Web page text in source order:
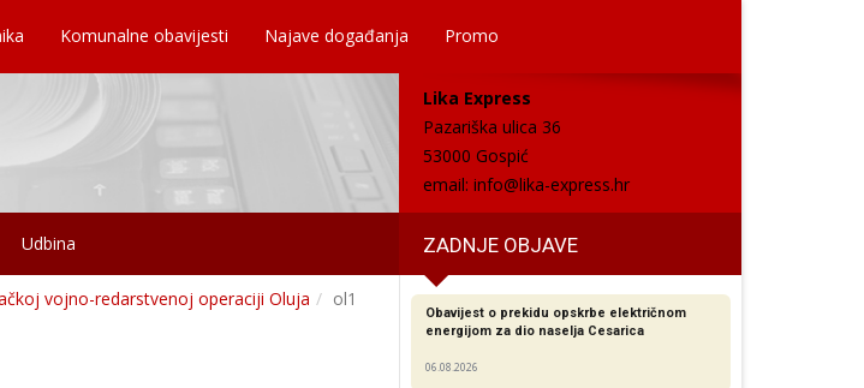
Komunalne obavijesti Najave događanja Promo
Lika Express
Pazariška ulica 36
53000 Gospić
email: info@lika-express.hr
Udbina ZADNJE OBJAVE
vojno-redarstvenoj operaciji Oluja ol1
Obavijest o prekidu opskrbe električnom
energijom za dio naselja Cesarica
06.08.2026